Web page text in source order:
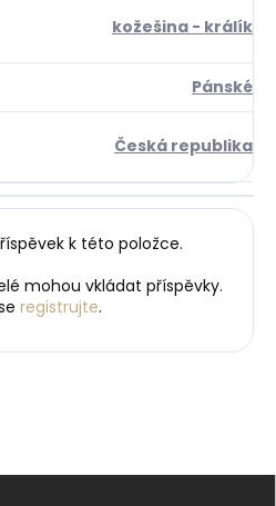
kožešina - králík
Pánské
Česká republika
k této položce.
mohou vkládat příspěvky.
registrujte.